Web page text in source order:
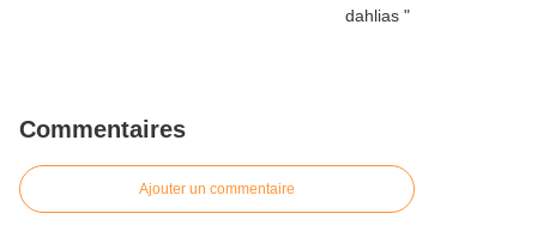
Commentaires
Ajouter un commentaire